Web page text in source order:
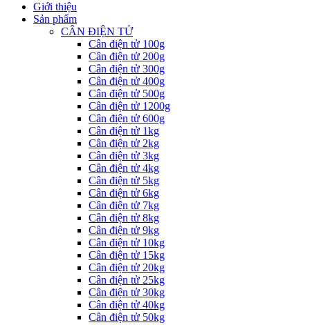
Giới thiệu
Sản phẩm
CÂN ĐIỆN TỬ
Cân điện tử 100g
Cân điện tử 200g
Cân điện tử 300g
Cân điện tử 400g
Cân điện tử 500g
Cân điện tử 1200g
Cân điện tử 600g
Cân điện tử 1kg
Cân điện tử 2kg
Cân điện tử 3kg
Cân điện tử 4kg
Cân điện tử 5kg
Cân điện tử 6kg
Cân điện tử 7kg
Cân điện tử 8kg
Cân điện tử 9kg
Cân điện tử 10kg
Cân điện tử 15kg
Cân điện tử 20kg
Cân điện tử 25kg
Cân điện tử 30kg
Cân điện tử 40kg
Cân điện tử 50kg